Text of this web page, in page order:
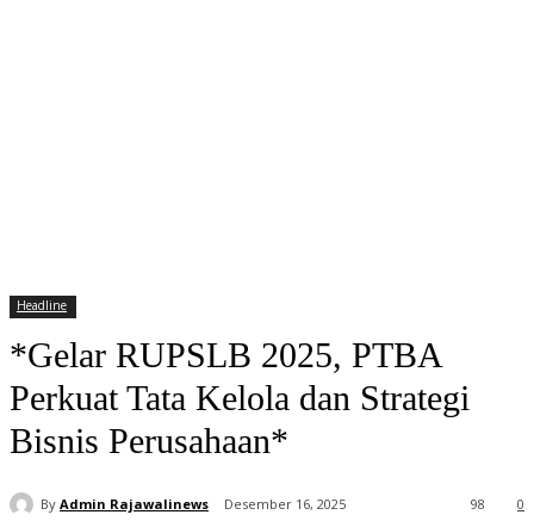
Headline
*Gelar RUPSLB 2025, PTBA
Perkuat Tata Kelola dan Strategi
Bisnis Perusahaan*
By Admin Rajawalinews Desember 16, 2025 0
98